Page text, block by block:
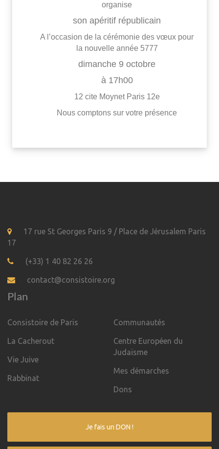
organise
son apéritif républicain
A l’occasion de la cérémonie des vœux pour
la nouvelle année 5777
dimanche 9 octobre
à 17h00
12 cite Moynet Paris 12e
Nous comptons sur votre présence
17 rue St Georges Paris 9 / Place de Jérusalem Paris
17
(+33) 1 40 82 26 26
contact@consistoire.org
Plan
Consistoire de Paris
La Cacherout
Vie Juive
Rabbinat
Communautés
Centre Européen du
Judaïsme
Mes démarches
Dons
Je fais un DON !